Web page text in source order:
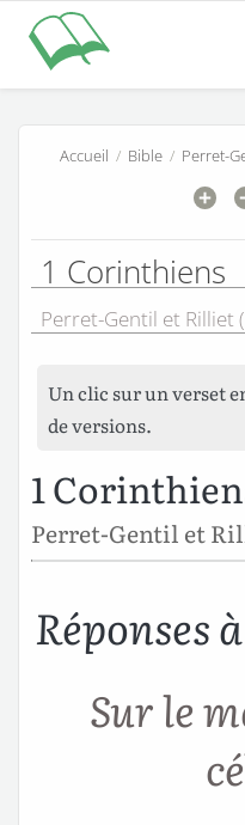
Accueil / Bible / Perret-
1 Corinthiens
Perret-Gentil et Rilliet
Un clic sur un verset
de versions.
1
Perret-Gentil et
Réponses
Sur le